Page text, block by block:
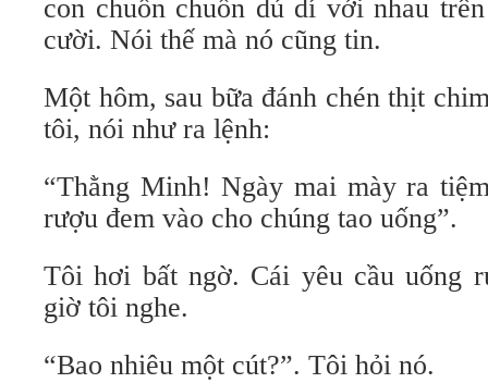
con chuồn chuồn dú dí với nhau
cười. Nói thế mà nó cũng tin.
Một hôm, sau bữa đánh chén thịt
tôi, nói như ra lệnh:
“Thằng Minh! Ngày mai mày ra
rượu đem vào cho chúng tao uống”.
Tôi hơi bất ngờ. Cái yêu cầu uống
giờ tôi nghe.
“Bao nhiêu một cút?”. Tôi hỏi nó.